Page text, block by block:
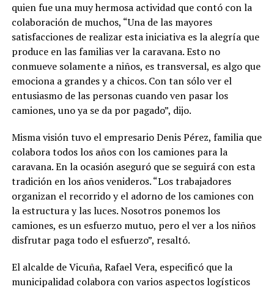
quien fue una muy hermosa actividad que contó con la
colaboración de muchos, “Una de las mayores
satisfacciones de realizar esta iniciativa es la alegría que
produce en las familias ver la caravana. Esto no
conmueve solamente a niños, es transversal, es algo que
emociona a grandes y a chicos. Con tan sólo ver el
entusiasmo de las personas cuando ven pasar los
camiones, uno ya se da por pagado”, dijo.
Misma visión tuvo el empresario Denis Pérez, familia que
colabora todos los años con los camiones para la
caravana. En la ocasión aseguró que se seguirá con esta
tradición en los años venideros. “Los trabajadores
organizan el recorrido y el adorno de los camiones con
la estructura y las luces. Nosotros ponemos los
camiones, es un esfuerzo mutuo, pero el ver a los niños
disfrutar paga todo el esfuerzo”, resaltó.
El alcalde de Vicuña, Rafael Vera, especificó que la
municipalidad colabora con varios aspectos logísticos